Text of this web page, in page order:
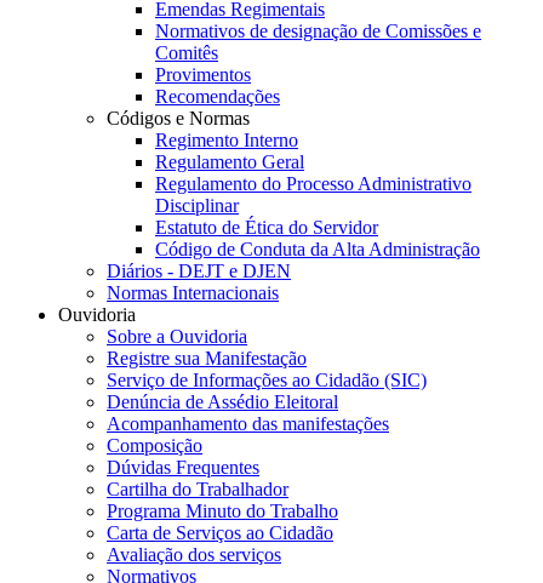
Emendas Regimentais
Normativos de designação de Comissões e
Comitês
Provimentos
Recomendações
Códigos e Normas
Regimento Interno
Regulamento Geral
Regulamento do Processo Administrativo
Disciplinar
Estatuto de Ética do Servidor
Código de Conduta da Alta Administração
Diários - DEJT e DJEN
Normas Internacionais
Ouvidoria
Sobre a Ouvidoria
Registre sua Manifestação
Serviço de Informações ao Cidadão (SIC)
Denúncia de Assédio Eleitoral
Acompanhamento das manifestações
Composição
Dúvidas Frequentes
Cartilha do Trabalhador
Programa Minuto do Trabalho
Carta de Serviços ao Cidadão
Avaliação dos serviços
Normativos